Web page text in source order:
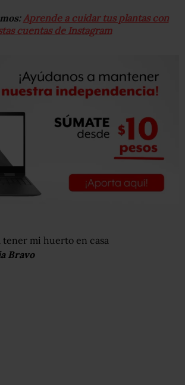
Aprende a cuidar tus plantas con
cuentas de Instagram
Bravo